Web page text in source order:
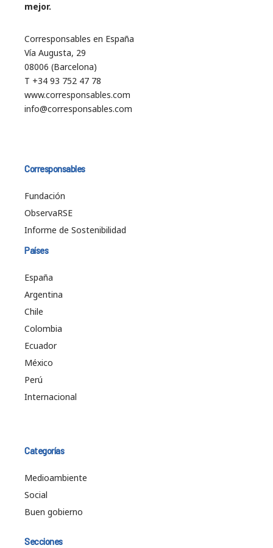
mejor.
Corresponsables en España
Vía Augusta, 29
08006 (Barcelona)
T +34 93 752 47 78
www.corresponsables.com
info@corresponsables.com
Corresponsables
Fundación
ObservaRSE
Informe de Sostenibilidad
Países
España
Argentina
Chile
Colombia
Ecuador
México
Perú
Internacional
Categorías
Medioambiente
Social
Buen gobierno
Secciones